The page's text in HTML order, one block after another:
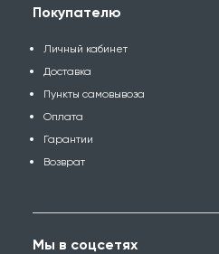
Покупателю
Личный кабинет
Доставка
Пункты самовывоза
Оплата
Гарантии
Возврат
Мы в соцсетях